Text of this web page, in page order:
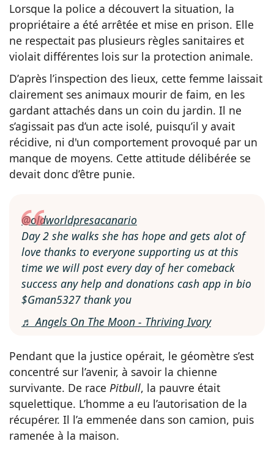
Lorsque la police a découvert la situation, la
propriétaire a été arrêtée et mise en prison. Elle
ne respectait pas plusieurs règles sanitaires et
violait différentes lois sur la protection animale.
D’après l’inspection des lieux, cette femme laissait
clairement ses animaux mourir de faim, en les
gardant attachés dans un coin du jardin. Il ne
s’agissait pas d’un acte isolé, puisqu’il y avait
récidive, ni d'un comportement provoqué par un
manque de moyens. Cette attitude délibérée se
devait donc d’être punie.
@oldworldpresacanario
Day 2 she walks she has hope and gets alot of
love thanks to everyone supporting us at this
time we will post every day of her comeback
success any help and donations cash app in bio
$Gman5327 thank you
♬ Angels On The Moon - Thriving Ivory
Pendant que la justice opérait, le géomètre s’est
concentré sur l’avenir, à savoir la chienne
survivante. De race Pitbull, la pauvre était
squelettique. L’homme a eu l’autorisation de la
récupérer. Il l’a emmenée dans son camion, puis
ramenée à la maison.